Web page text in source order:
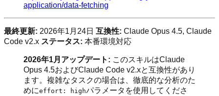
application/data-fetching
最終更新: 2026年1月24日 互換性: Claude Opus 4.5, Claude
Code v2.x ステータス: 本番環境対応
2026年1月アップデート: このスキルはClaude
Opus 4.5およびClaude Code v2.xと互換性があり
ます。複雑なタスクの場合は、徹底的な分析のた
めにeffort: highパラメータを使用してくださ